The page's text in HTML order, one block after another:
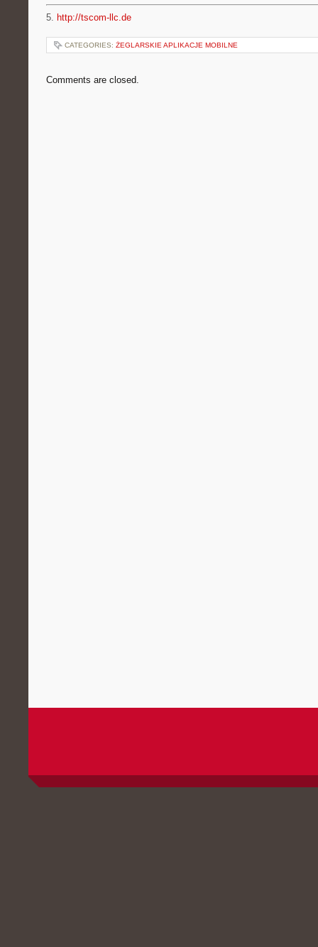
5. http://tscom-llc.de
CATEGORIES: ŻEGLARSKIE APLIKACJE MOBILNE
Comments are closed.